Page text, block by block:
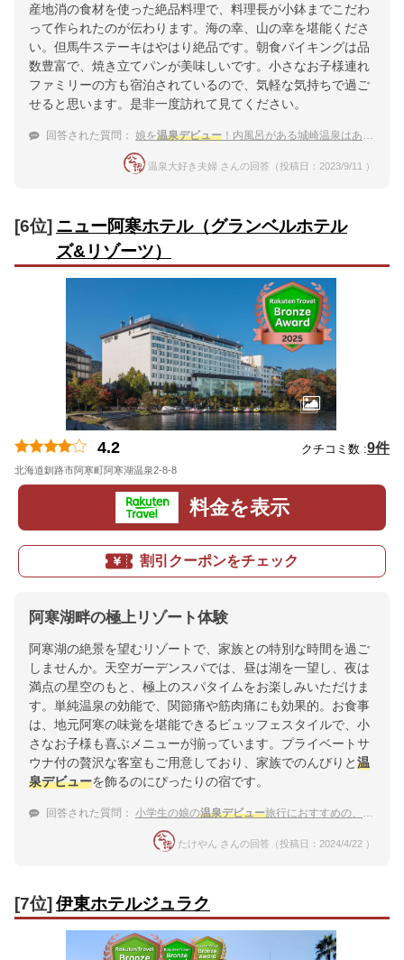
産地消の食材を使った絶品料理で、料理長が小鉢までこだわ
って作られたのが伝わります。海の幸、山の幸を堪能くださ
い。但馬牛ステーキはやはり絶品です。朝食バイキングは品
数豊富で、焼き立てパンが美味しいです。小さなお子様連れ
ファミリーの方も宿泊されているので、気軽な気持ちで過ご
せると思います。是非一度訪れて見てください。
回答された質問： 娘を温泉デビュー ！内風呂がある城崎温泉はありますか？
温泉大好き夫婦 さんの回答（投稿日：2023/9/11 ）
[6位] ニュー阿寒ホテル（グランベルホテル
ズ&リゾーツ）
4.2 クチコミ数 :9件
北海道釧路市阿寒町阿寒湖温泉2-8-8
料金を表示
割引クーポンをチェック
阿寒湖畔の極上リゾート体験
阿寒湖の絶景を望むリゾートで、家族との特別な時間を過ご
しませんか。天空ガーデンスパでは、昼は湖を一望し、夜は
満点の星空のもと、極上のスパタイムをお楽しみいただけま
す。単純温泉の効能で、関節痛や筋肉痛にも効果的。お食事
は、地元阿寒の味覚を堪能できるビュッフェスタイルで、小
さなお子様も喜ぶメニューが揃っています。プライベートサ
ウナ付の贅沢な客室もご用意しており、家族でのんびりと温
泉デビューを飾るのにぴったりの宿です。
回答された質問： 小学生の娘の温泉デビュー旅行におすすめの、阿寒湖温泉の宿を教えてください。
たけやん さんの回答（投稿日：2024/4/22 ）
[7位]伊東ホテルジュラク